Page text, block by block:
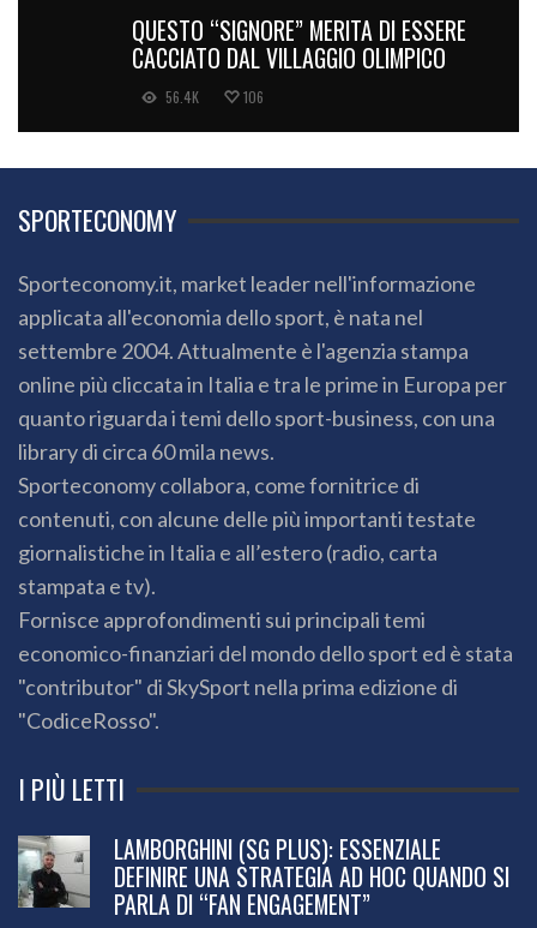
QUESTO “SIGNORE” MERITA DI ESSERE
CACCIATO DAL VILLAGGIO OLIMPICO
56.4K 106
SPORTECONOMY
Sporteconomy.it, market leader nell'informazione
applicata all'economia dello sport, è nata nel
settembre 2004. Attualmente è l'agenzia stampa
online più cliccata in Italia e tra le prime in Europa per
quanto riguarda i temi dello sport-business, con una
library di circa 60 mila news.
Sporteconomy collabora, come fornitrice di
contenuti, con alcune delle più importanti testate
giornalistiche in Italia e all’estero (radio, carta
stampata e tv).
Fornisce approfondimenti sui principali temi
economico-finanziari del mondo dello sport ed è stata
"contributor" di SkySport nella prima edizione di
"CodiceRosso".
I PIÙ LETTI
LAMBORGHINI (SG PLUS): ESSENZIALE
DEFINIRE UNA STRATEGIA AD HOC QUANDO SI
PARLA DI “FAN ENGAGEMENT”